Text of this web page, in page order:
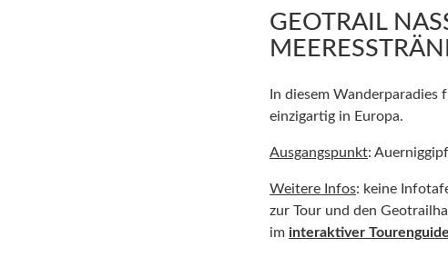
GEOTRAIL
In diesem
einzigartig in Europa.
Ausgangspunkt:
Weitere Infos: keine
zur Tour und den
im interaktiver Tourenguide